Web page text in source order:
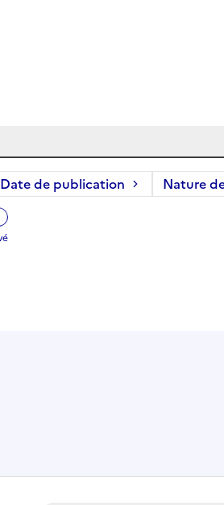
Date de publication Nature